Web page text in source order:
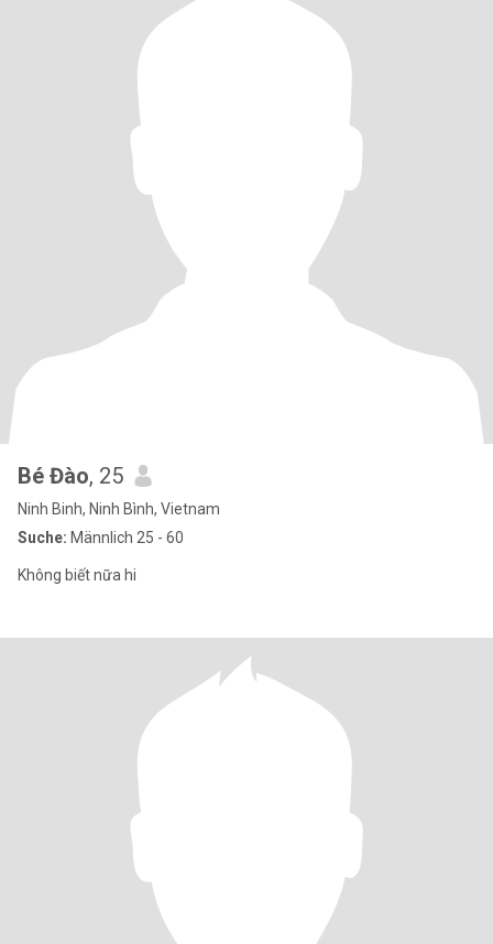
Bé Đào, 25
Ninh Binh, Ninh Bình, Vietnam
Suche: Männlich 25 - 60
Không biết nữa hi